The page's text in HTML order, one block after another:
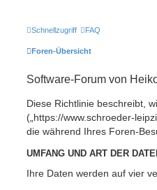
Schnellzugriff FAQ
Foren-Übersicht
Software-Forum von
Diese Richtlinie beschreibt,
(„https://www.schroeder-
die während Ihres Foren-
UMFANG UND ART DER
Ihre Daten werden auf vier